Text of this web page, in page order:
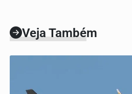
Veja Também